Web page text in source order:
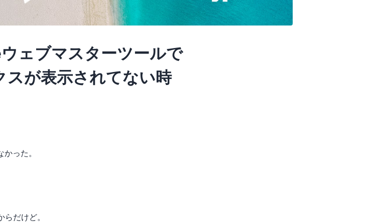
ェブマスターツールで
スが表示されてない時
った。
だけど。